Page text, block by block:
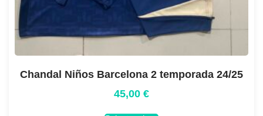
Chandal Niños Barcelona 2 temporada 24/25
45,00 €